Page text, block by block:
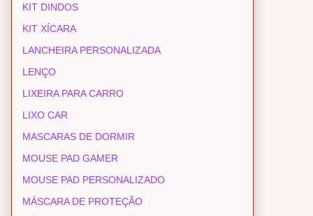
KIT DINDOS
KIT XÍCARA
LANCHEIRA PERSONALIZADA
LENÇO
LIXEIRA PARA CARRO
LIXO CAR
MASCARAS DE DORMIR
MOUSE PAD GAMER
MOUSE PAD PERSONALIZADO
MÁSCARA DE PROTEÇÃO